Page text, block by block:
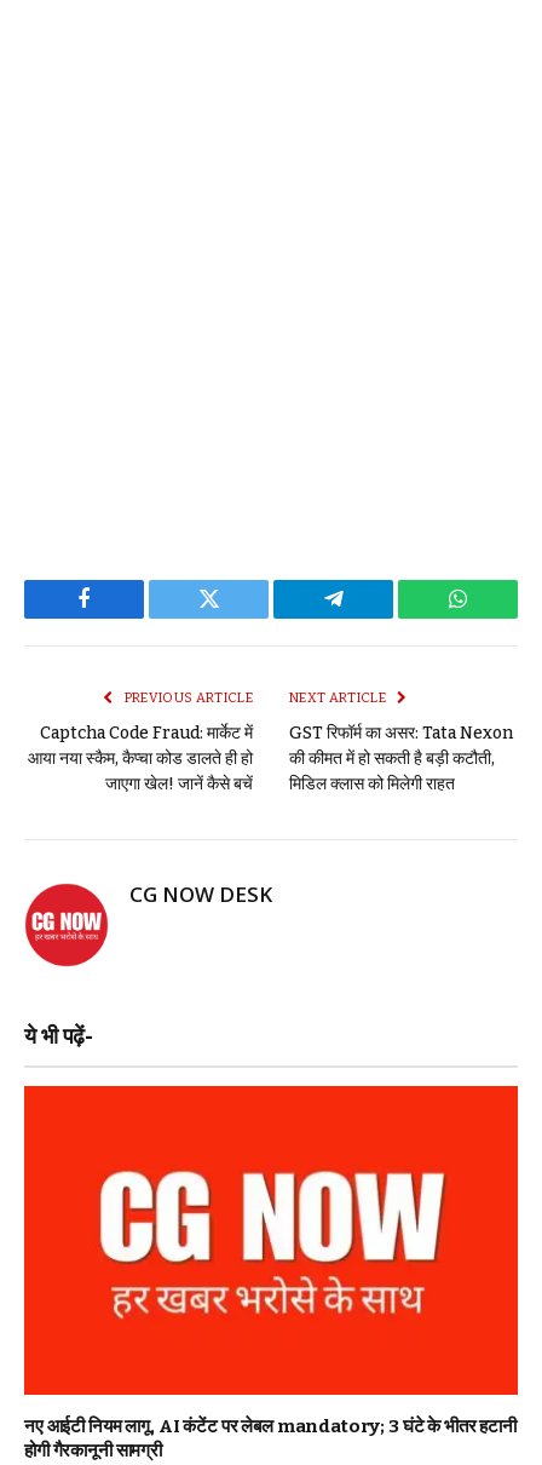
Facebook Twitter Telegram
PREVIOUS ARTICLE
Captcha Code Fraud: मार्केट में
आया नया स्कैम, कैप्चा कोड डालते ही हो
जाएगा खेल! जानें कैसे बचें
NEXT ARTICLE
GST रिफॉर्म का असर: Tata Nexon
की कीमत में हो सकती है बड़ी कटौती,
मिडिल क्लास को मिलेगी राहत
CG NOW DESK
ये भी पढ़ें-
नए आईटी नियम लागू, AI कंटेंट पर लेबल mandatory; 3 घंटे के भीतर हटानी
होगी गैरकानूनी सामग्री